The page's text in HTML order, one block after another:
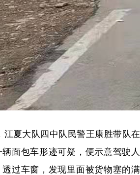
江夏大队四中队民警王康胜带队在
面包车形迹可疑，便示意驾驶人
过车窗，发现里面被货物塞的满